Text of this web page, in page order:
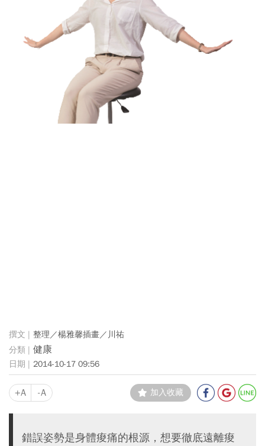
整理／楊雅馨插畫／川祐
健康
2014-10-17 09:56
+A -A 加入收藏
錯誤姿勢是身體痠痛的根源，想要徹底遠離痠